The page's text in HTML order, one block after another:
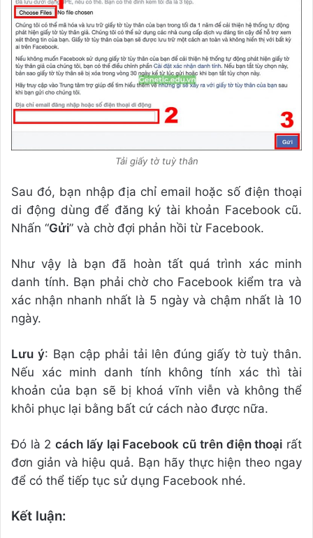
Tải giấy tờ tuỳ thân
Sau đó, bạn nhập địa chỉ email hoặc số điện thoại
di động dùng để đăng ký tài khoản Facebook cũ.
Nhấn “Gửi” và chờ đợi phản hồi từ Facebook.
Như vậy là bạn đã hoàn tất quá trình xác minh
danh tính. Bạn phải chờ cho Facebook kiểm tra và
xác nhận nhanh nhất là 5 ngày và chậm nhất là 10
ngày.
Lưu ý: Bạn cập phải tải lên đúng giấy tờ tuỳ thân.
Nếu xác minh danh tính không tính xác thì tài
khoản của bạn sẽ bị khoá vĩnh viễn và không thể
khôi phục lại bằng bất cứ cách nào được nữa.
Đó là 2cách lấy lại Facebook cũ trên điện thoại rất
đơn giản và hiệu quả. Bạn hãy thực hiện theo ngay
để có thể tiếp tục sử dụng Facebook nhé.
Kết luận: